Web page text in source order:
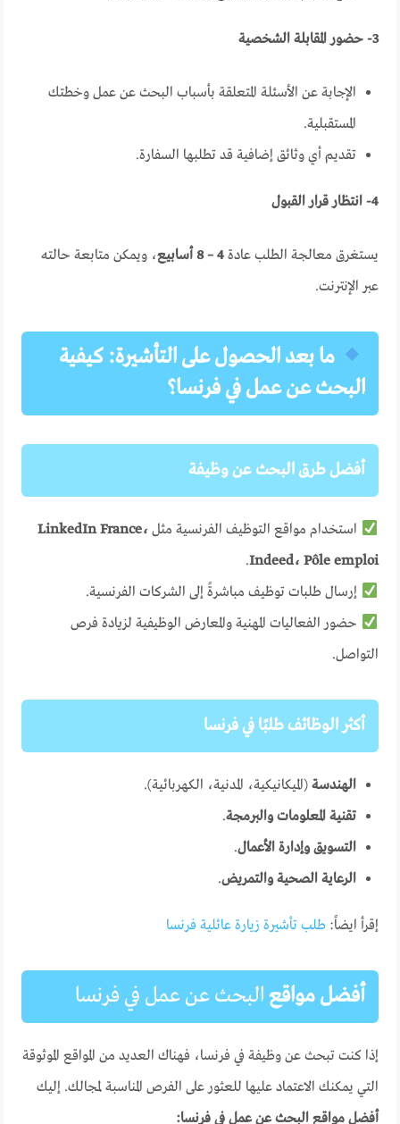
3- حضور المقابلة الشخصية
الإجابة عن الأسئلة المتعلقة بأسباب البحث عن عمل وخطتك
المستقبلية.
تقديم أي وثائق إضافية قد تطلبها السفارة.
4- انتظار قرار القبول
يستغرق معالجة الطلب عادة4 – 8 أسابيع
، ويمكن متابعة حالته
عبر الإنترنت.
ما بعد الحصول على التأشيرة: كيفية
البحث عن عمل في فرنسا؟
أفضل طرق البحث عن وظيفة
استخدام مواقع التوظيف الفرنسية مثل LinkedIn France،
Indeed، Pôle emploi.
إرسال طلبات توظيف مباشرةً إلى الشركات الفرنسية.
حضور الفعاليات المهنية والمعارض الوظيفية لزيادة فرص
التواصل.
أكثر الوظائف طلبًا في فرنسا
الهندسة (الميكانيكية، المدنية، الكهربائية).
تقنية المعلومات والبرمجة.
التسويق وإدارة الأعمال.
الرعاية الصحية والتمريض.
إقرأ ايضاً:طلب تأشيرة زيارة عائلية فرنسا
أفضل مواقع البحث عن عمل في فرنسا
إذا كنت تبحث عن وظيفة في فرنسا، فهناك العديد من المواقع الموثوقة
التي يمكنك الاعتماد عليها للعثور على الفرص المناسبة لمجالك. إليك
أفضل مواقع البحث عن عمل في فرنسا: